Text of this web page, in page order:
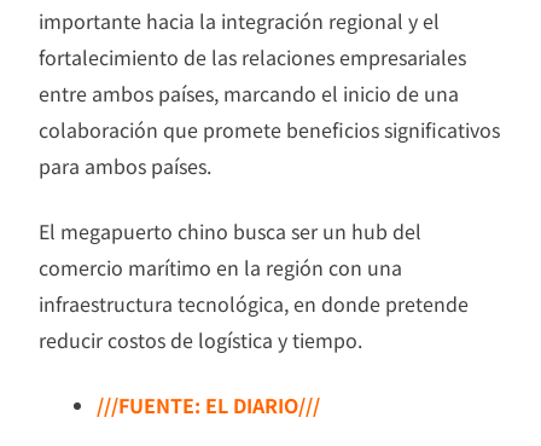
importante hacia la integración regional y el
fortalecimiento de las relaciones empresariales
entre ambos países, marcando el inicio de una
colaboración que promete beneficios significativos
para ambos países.
El megapuerto chino busca ser un hub del
comercio marítimo en la región con una
infraestructura tecnológica, en donde pretende
reducir costos de logística y tiempo.
///FUENTE: EL DIARIO///